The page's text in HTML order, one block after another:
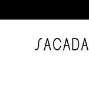
vestido midi